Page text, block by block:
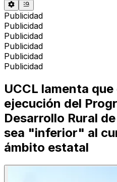
Publicidad
Publicidad
Publicidad
Publicidad
Publicidad
Publicidad
UCCL lamenta
ejecución del
Desarrollo Rural
sea "inferior" al
ámbito estatal